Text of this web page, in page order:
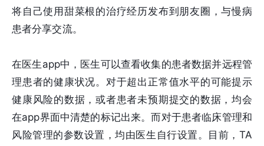
将自己使用甜菜根的治疗经历发布到朋友圈，与慢病
患者分享交流。
在医生app中，医生可以查看收集的患者数据并远程管
理患者的健康状况。对于超出正常值水平的可能提示
健康风险的数据，或者患者未预期提交的数据，均会
在app界面中清楚的标记出来。而对于患者临床管理和
风险管理的参数设置，均由医生自行设置。目前，TA